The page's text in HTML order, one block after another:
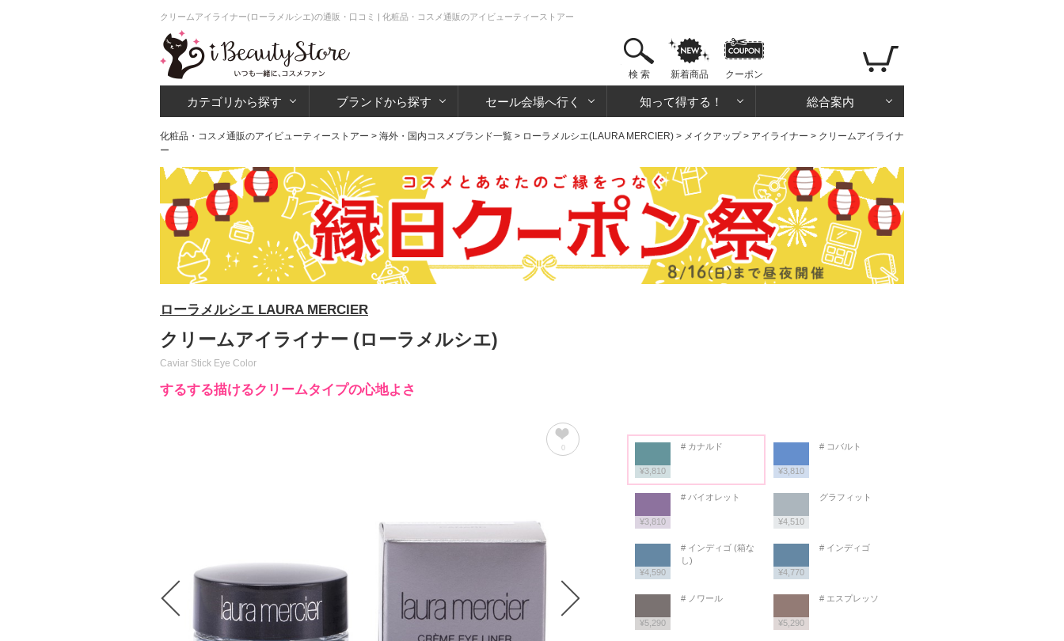
クリームアイライナー(ローラメルシエ)の通販・口コミ | 化粧品・コスメ通販のアイビューティーストアー
検 索 新着商品 クーポン
カテゴリから探す ブランドから探す セール会場へ行く 知って得する！ 総合案内
化粧品・コスメ通販のアイビューティーストアー > 海外・国内コスメブランド一覧 > ローラメルシエ(LAURA MERCIER) > メイクアップ> アイライナー > クリームアイライナ
ー
ローラメルシエ LAURA MERCIER
クリームアイライナー (ローラメルシエ)
Caviar Stick Eye Color
するする描けるクリームタイプの心地よさ
0
¥3,810
# カナルド
¥3,810
# コバルト
¥3,810
# バイオレット
¥4,510
グラフィット
¥4,590
# インディゴ (箱な
し)
¥4,770
# インディゴ
¥5,290
# ノワール
¥5,290
# エスプレッソ